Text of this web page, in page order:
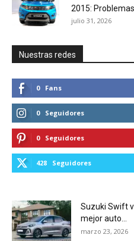
2015:
julio 31, 2026
Nuestras redes
0 Fans
0 Seguidores
0 Seguidores
428 Seguidores
Suzuki Swift
mejor auto...
marzo 23, 2026